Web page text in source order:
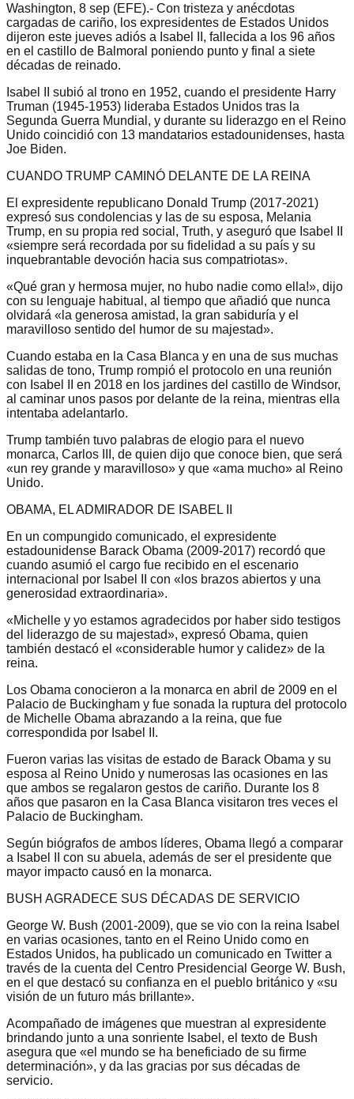
Washington, 8 sep (EFE).- Con tristeza y anécdotas
cargadas de cariño, los expresidentes de Estados Unidos
dijeron este jueves adiós a Isabel II, fallecida a los 96 años
en el castillo de Balmoral poniendo punto y final a siete
décadas de reinado.
Isabel II subió al trono en 1952, cuando el presidente Harry
Truman (1945-1953) lideraba Estados Unidos tras la
Segunda Guerra Mundial, y durante su liderazgo en el Reino
Unido coincidió con 13 mandatarios estadounidenses, hasta
Joe Biden.
CUANDO TRUMP CAMINÓ DELANTE DE LA REINA
El expresidente republicano Donald Trump (2017-2021)
expresó sus condolencias y las de su esposa, Melania
Trump, en su propia red social, Truth, y aseguró que Isabel II
«siempre será recordada por su fidelidad a su país y su
inquebrantable devoción hacia sus compatriotas».
«Qué gran y hermosa mujer, no hubo nadie como ella!», dijo
con su lenguaje habitual, al tiempo que añadió que nunca
olvidará «la generosa amistad, la gran sabiduría y el
maravilloso sentido del humor de su majestad».
Cuando estaba en la Casa Blanca y en una de sus muchas
salidas de tono, Trump rompió el protocolo en una reunión
con Isabel II en 2018 en los jardines del castillo de Windsor,
al caminar unos pasos por delante de la reina, mientras ella
intentaba adelantarlo.
Trump también tuvo palabras de elogio para el nuevo
monarca, Carlos III, de quien dijo que conoce bien, que será
«un rey grande y maravilloso» y que «ama mucho» al Reino
Unido.
OBAMA, EL ADMIRADOR DE ISABEL II
En un compungido comunicado, el expresidente
estadounidense Barack Obama (2009-2017) recordó que
cuando asumió el cargo fue recibido en el escenario
internacional por Isabel II con «los brazos abiertos y una
generosidad extraordinaria».
«Michelle y yo estamos agradecidos por haber sido testigos
del liderazgo de su majestad», expresó Obama, quien
también destacó el «considerable humor y calidez» de la
reina.
Los Obama conocieron a la monarca en abril de 2009 en el
Palacio de Buckingham y fue sonada la ruptura del protocolo
de Michelle Obama abrazando a la reina, que fue
correspondida por Isabel II.
Fueron varias las visitas de estado de Barack Obama y su
esposa al Reino Unido y numerosas las ocasiones en las
que ambos se regalaron gestos de cariño. Durante los 8
años que pasaron en la Casa Blanca visitaron tres veces el
Palacio de Buckingham.
Según biógrafos de ambos líderes, Obama llegó a comparar
a Isabel II con su abuela, además de ser el presidente que
mayor impacto causó en la monarca.
BUSH AGRADECE SUS DÉCADAS DE SERVICIO
George W. Bush (2001-2009), que se vio con la reina Isabel
en varias ocasiones, tanto en el Reino Unido como en
Estados Unidos, ha publicado un comunicado en Twitter a
través de la cuenta del Centro Presidencial George W. Bush,
en el que destacó su confianza en el pueblo británico y «su
visión de un futuro más brillante».
Acompañado de imágenes que muestran al expresidente
brindando junto a una sonriente Isabel, el texto de Bush
asegura que «el mundo se ha beneficiado de su firme
determinación», y da las gracias por sus décadas de
servicio.